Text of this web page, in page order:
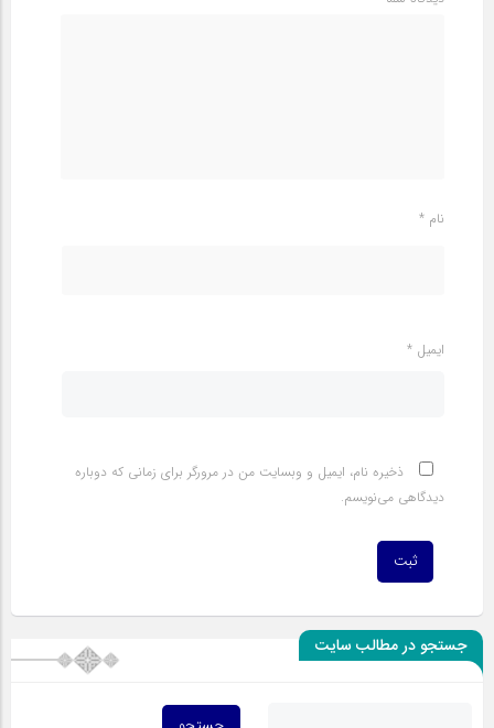
نام *
ایمیل *
ذخیره نام، ایمیل و وبسایت من در مرورگر برای زمانی که دوباره
دیدگاهی می‌نویسم.
جستجو در مطالب سایت